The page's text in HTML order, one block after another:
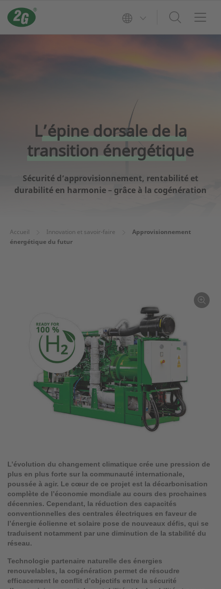
L’épine dorsale de la
transition énergétique
Sécurité d’approvisionnement, rentabilité et
durabilité en harmonie – grâce à la cogénération
Accueil Innovation et savoir-faire
Approvisionnement
énergétique du futur
L’évolution du changement climatique crée une pression de
plus en plus forte sur la communauté internationale,
poussée à agir. Le cœur de ce projet est la décarbonisation
complète de l’économie mondiale au cours des prochaines
décennies. Cependant, la réduction des capacités
conventionnelles des centrales électriques en faveur de
l’énergie éolienne et solaire pose de nouveaux défis, qui se
traduisent notamment par une diminution de la stabilité du
réseau.
Technologie partenaire naturelle des énergies
renouvelables, la cogénération permet de résoudre
efficacement le conflit d’objectifs entre la sécurité